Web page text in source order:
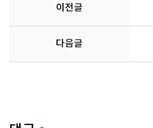
이전글
다음글